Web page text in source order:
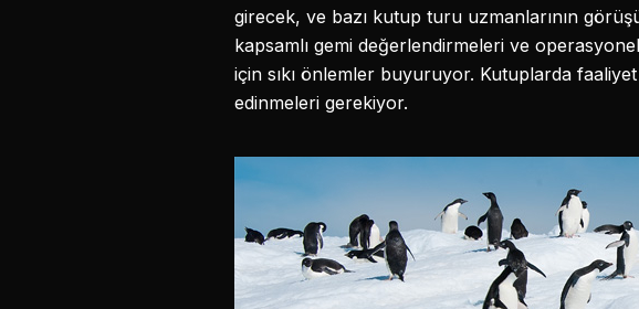
girecek, ve bazı kutup turu uzmanlarının
kapsamlı gemi değerlendirmeleri ve
için sıkı önlemler buyuruyor. Kutuplarda
edinmeleri gerekiyor.